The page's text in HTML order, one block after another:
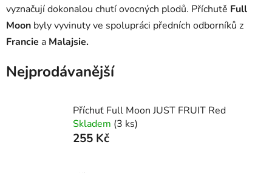
vyznačují dokonalou chutí ovocných plodů. Příchutě Full
Moon byly vyvinuty ve spolupráci předních odborníků z
Francie a Malajsie.
Nejprodávanější
Příchuť Full Moon JUST FRUIT Red
Skladem (3 ks)
255 Kč